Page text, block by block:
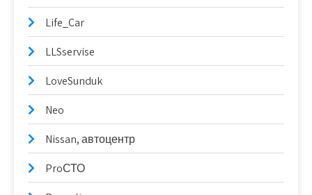
Life_Car
LLSservise
LoveSunduk
Neo
Nissan, автоцентр
ProСТО